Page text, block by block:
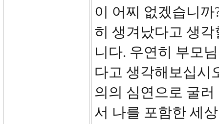
이 어찌 없겠습니
히 생겨났다고 생
니다. 우연히 부모
다고 생각해보십시
의의 심연으로 굴
서 나를 포함한 세